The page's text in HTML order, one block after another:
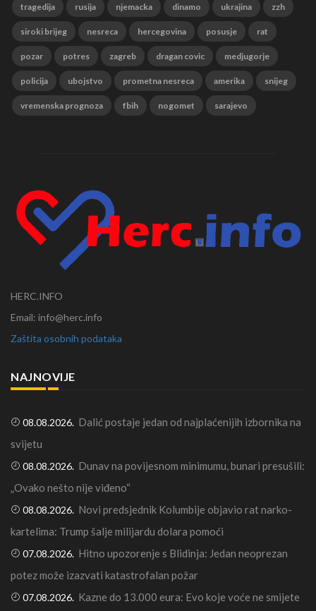
tragedija rusija njemacka dinamo ukrajina zzh
siroki brijeg nesreca hercegovina posusje rat
pozar potres zagreb dragan covic medjugorje
policija ubojstvo prometna nesreca amerika snijeg
vremenska prognoza fbih nogomet sarajevo
HERC.INFO
Email: info@herc.info
Zaštita osobnih podataka
NAJNOVIJE
08.08.2026. Dalić postaje jedan od najplaćenijih izbornika na
svijetu
08.08.2026. Dunav na povijesnom minimumu, bunari presušili:
„Ovako nešto nije viđeno“
08.08.2026. Novi predsjednik Kolumbije objavio rat narko-
kartelima: Trump šalje milijardu dolara pomoći
07.08.2026. Hitno upozorenje s Blidinja: Jedan neoprezan
potez može izazvati katastrofalan požar
07.08.2026. Kazne do 13.000 eura: Evo koje voće ne smijete